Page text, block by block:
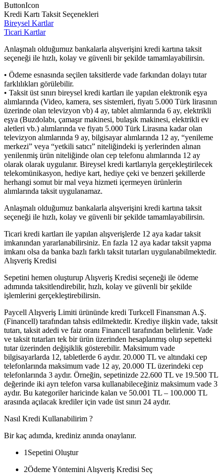
ButtonIcon
Kredi Kartı Taksit Seçenekleri
Bireysel Kartlar
Ticari Kartlar
Anlaşmalı olduğumuz bankalarla alışverişini kredi kartına taksit
seçeneği ile hızlı, kolay ve güvenli bir şekilde tamamlayabilirsin.
• Ödeme esnasında seçilen taksitlerde vade farkından dolayı tutar
farklılıkları görülebilir.
• Taksit üst sınırı bireysel kredi kartları ile yapılan elektronik eşya
alımlarında (Video, kamera, ses sistemleri, fiyatı 5.000 Türk lirasının
üzerinde olan televizyon vb) 4 ay, tablet alımlarında 6 ay, elektrikli
eşya (Buzdolabı, çamaşır makinesi, bulaşık makinesi, elektrikli ev
aletleri vb.) alımlarında ve fiyatı 5.000 Türk Lirasına kadar olan
televizyon alımlarında 9 ay, bilgisayar alımlarında 12 ay, “yenileme
merkezi” veya “yetkili satıcı” niteliğindeki iş yerlerinden alınan
yenilenmiş ürün niteliğinde olan cep telefonu alımlarında 12 ay
olarak olarak uygulanır. Bireysel kredi kartlarıyla gerçekleştirilecek
telekomünikasyon, hediye kart, hediye çeki ve benzeri şekillerde
herhangi somut bir mal veya hizmeti içermeyen ürünlerin
alımlarında taksit uygulanamaz.
Anlaşmalı olduğumuz bankalarla alışverişini kredi kartına taksit
seçeneği ile hızlı, kolay ve güvenli bir şekilde tamamlayabilirsin.
Ticari kredi kartları ile yapılan alışverişlerde 12 aya kadar taksit
imkanından yararlanabilirsiniz. En fazla 12 aya kadar taksit yapma
imkanı olsa da banka bazlı farklı taksit tutarları uygulanabilmektedir.
Alışveriş Kredisi
Sepetini hemen oluşturup Alışveriş Kredisi seçeneği ile ödeme
adımında taksitlendirebilir, hızlı, kolay ve güvenli bir şekilde
işlemlerini gerçekleştirebilirsin.
Paycell Alışveriş Limiti ürününde kredi Turkcell Finansman A.Ş.
(Financell) tarafından tahsis edilmektedir. Krediye ilişkin vade, taksit
tutarı, taksit adedi ve faiz oranı Financell tarafından belirlenir. Vade
ve taksit tutarları tek bir ürün üzerinden hesaplanmış olup sepetteki
tutar üzerinden değişiklik gösterebilir. Maksimum vade
bilgisayarlarda 12, tabletlerde 6 aydır. 20.000 TL ve altındaki cep
telefonlarında maksimum vade 12 ay, 20.000 TL üzerindeki cep
telefonlarında 3 aydır. Örneğin, sepetinizde 22.600 TL ve 19.500 TL
değerinde iki ayrı telefon varsa kullanabileceğiniz maksimum vade 3
aydır. Bu kategoriler haricinde kalan ve 50.001 TL – 100.000 TL
arasında açılacak krediler için vade üst sınırı 24 aydır.
Nasıl Kredi Kullanabilirim ?
Bir kaç adımda, krediniz anında onaylanır.
1 Sepetini Oluştur
2Ödeme Yöntemini Alışveriş Kredisi Seç